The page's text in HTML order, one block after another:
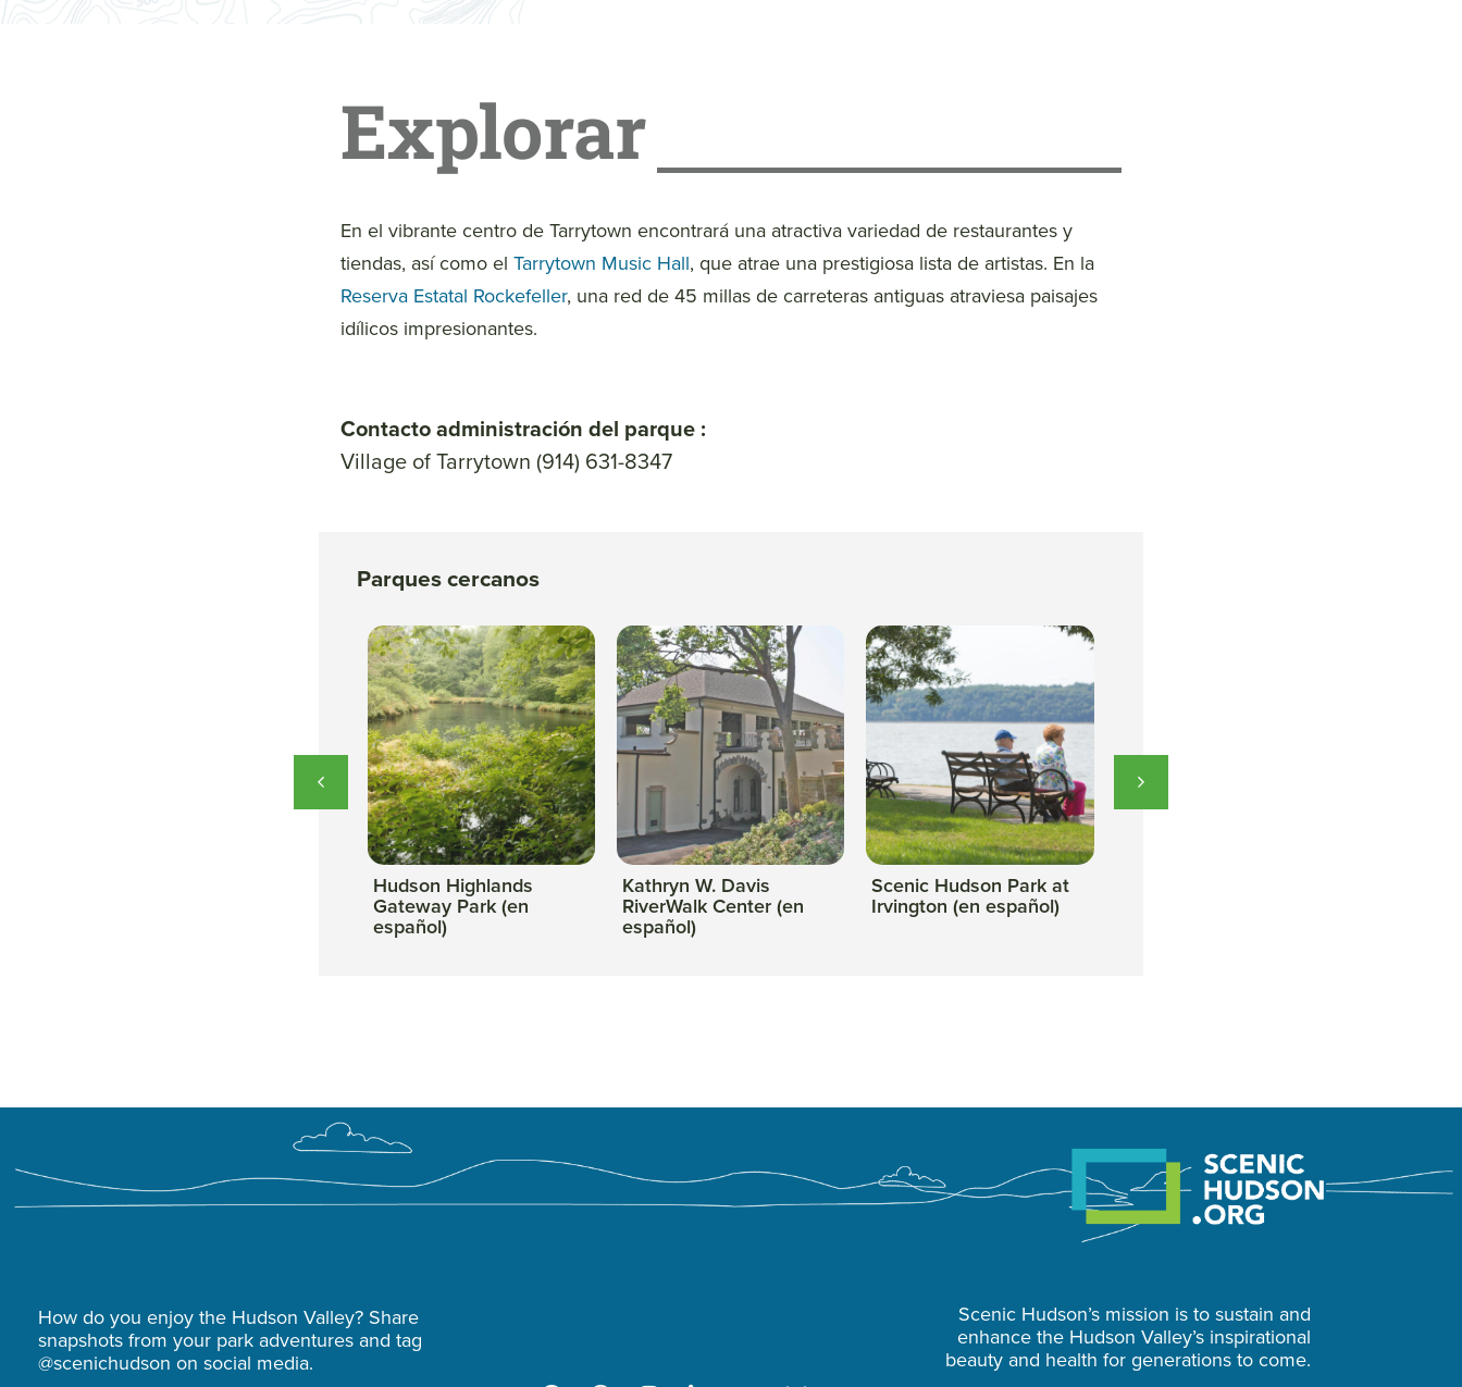
Explorar
En el vibrante centro de Tarrytown encontrará una atractiva variedad de restaurantes y
tiendas, así como el Tarrytown Music Hall, que atrae una prestigiosa lista de artistas. En la
Reserva Estatal Rockefeller, una red de 45 millas de carreteras antiguas atraviesa paisajes
idílicos impresionantes.
Contacto administración del parque :
Village of Tarrytown (914) 631-8347
Parques cercanos
Hudson Highlands
Gateway Park (en
español)
Kathryn W. Davis
RiverWalk Center (en
español)
Scenic Hudson Park at
Irvington (en español)
How do you enjoy the Hudson Valley? Share
snapshots from your park adventures and tag
@scenichudson on social media.
Scenic Hudson’s mission is to sustain and
enhance the Hudson Valley’s inspirational
beauty and health for generations to come.